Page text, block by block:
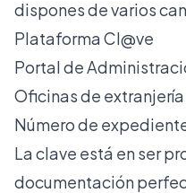
dispones de varios
Plataforma Cl@ve
Portal de
Oficinas de extranjería
Número de
La clave está en ser
documentación